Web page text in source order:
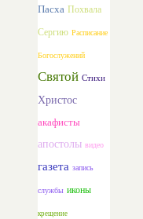
Пасха Похвала
Сергию Расписание
Богослужений
Святой Стихи
Христос
акафисты
апостолы видео
газета запись
службы иконы
крещение